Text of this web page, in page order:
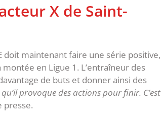
X de Saint-
doit maintenant faire une série positive,
en Ligue 1. L’entraîneur des
de buts et donner ainsi des
provoque des actions pour finir. C’est
presse.